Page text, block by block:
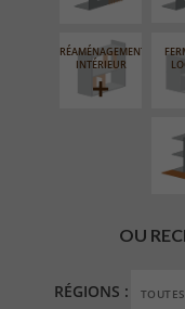
RÉAMÉNAGEMENT
INTÉRIEUR
OU
RÉGIONS :